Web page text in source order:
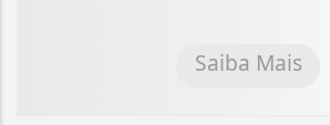
Saiba Mais